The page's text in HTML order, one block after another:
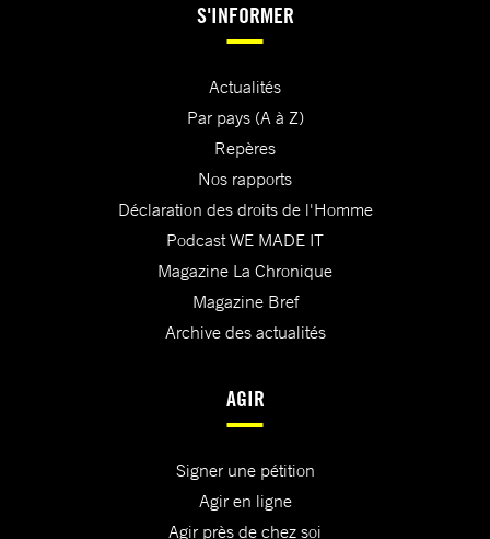
S'INFORMER
Actualités
Par pays (A à Z)
Repères
Nos rapports
Déclaration des droits de l'Homme
Podcast WE MADE IT
Magazine La Chronique
Magazine Bref
Archive des actualités
AGIR
Signer une pétition
Agir en ligne
Agir près de chez soi